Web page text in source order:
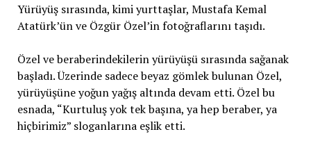
Yürüyüş sırasında, kimi yurttaşlar, Mustafa Kemal
Atatürk’ün ve Özgür Özel’in fotoğraflarını taşıdı.
Özel ve beraberindekilerin yürüyüşü sırasında sağanak
başladı. Üzerinde sadece beyaz gömlek bulunan Özel,
yürüyüşüne yoğun yağış altında devam etti. Özel bu
esnada, “Kurtuluş yok tek başına, ya hep beraber, ya
hiçbirimiz” sloganlarına eşlik etti.